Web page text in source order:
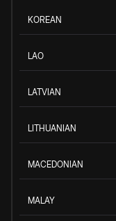
KOREAN
LAO
LATVIAN
LITHUANIAN
MACEDONIAN
MALAY